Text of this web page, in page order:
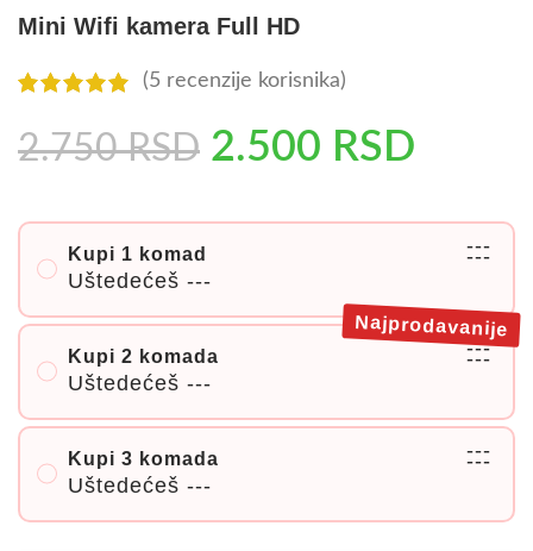
Mini Wifi kamera Full HD
(5 recenzije korisnika)
2.750RSD 2.500 RSD
Kupi 1 komad
Uštedećeš ---
---
---
Kupi 2 komada
Uštedećeš ---
---
---
Najprodavanije
Kupi 3 komada
Uštedećeš ---
---
---